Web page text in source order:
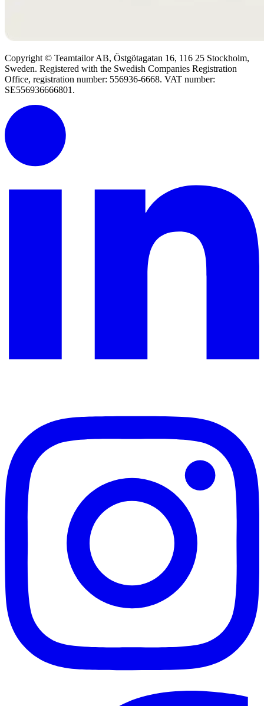
Copyright © Teamtailor AB, Östgötagatan 16, 116 25 Stockholm,
Sweden. Registered with the Swedish Companies Registration
Office, registration number: 556936-6668. VAT number:
SE556936666801.